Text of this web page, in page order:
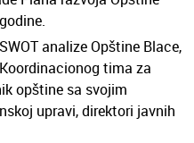
analize Opštine Blace,
tima za
opštine sa svojim
upravi, direktori javnih